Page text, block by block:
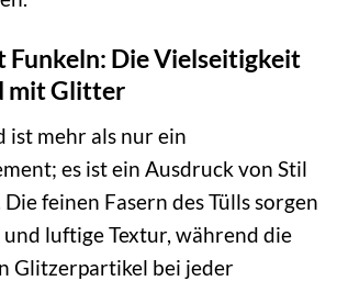
Funkeln: Die Vielseitigkeit
mit Glitter
ist mehr als nur ein
es ist ein Ausdruck von Stil
feinen Fasern des Tülls sorgen
luftige Textur, während die
Glitzerpartikel bei jeder